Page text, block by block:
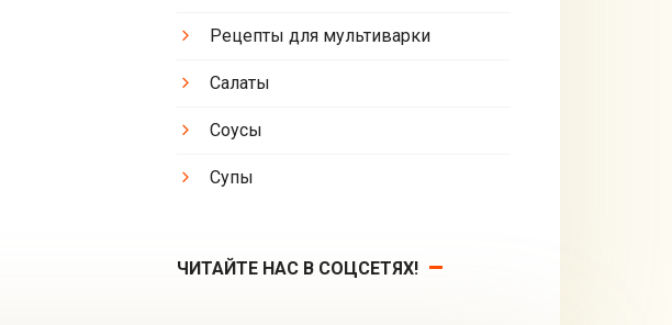
Рецепты для мультиварки
Салаты
Соусы
Супы
ЧИТАЙТЕ НАС В СОЦСЕТЯХ!